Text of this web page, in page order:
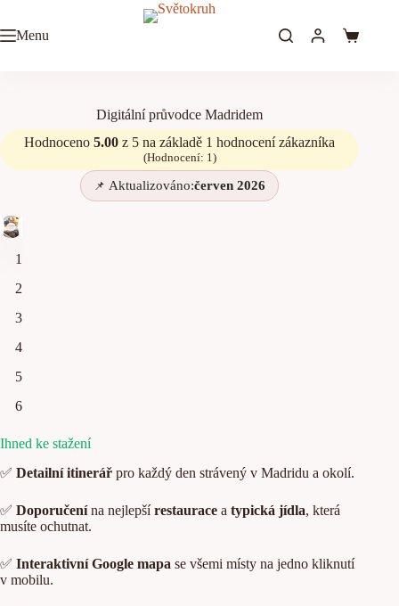
Přidat do košíku
Menu
Digitální průvodce Madridem
Ihned ke stažení
Hodnoceno5.00 z 5 na základě 1 hodnocení zákazníka
(Hodnocení: 1 )
Aktualizováno:červen 2026
✅ Detailní itinerář pro každý den strávený v Madridu a okolí.
✅ Doporučenína nejlepšírestaurace a typická jídla, která
musíte ochutnat.
✅ Interaktivní Google mapa se všemi místy na jedno kliknutí
v mobilu.